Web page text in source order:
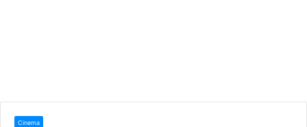
Cinema